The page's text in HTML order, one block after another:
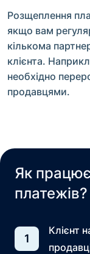
Розщеплення
якщо вам
кількома
клієнта.
необхідно
продавцями.
Як
платежів?
1
Клієнт